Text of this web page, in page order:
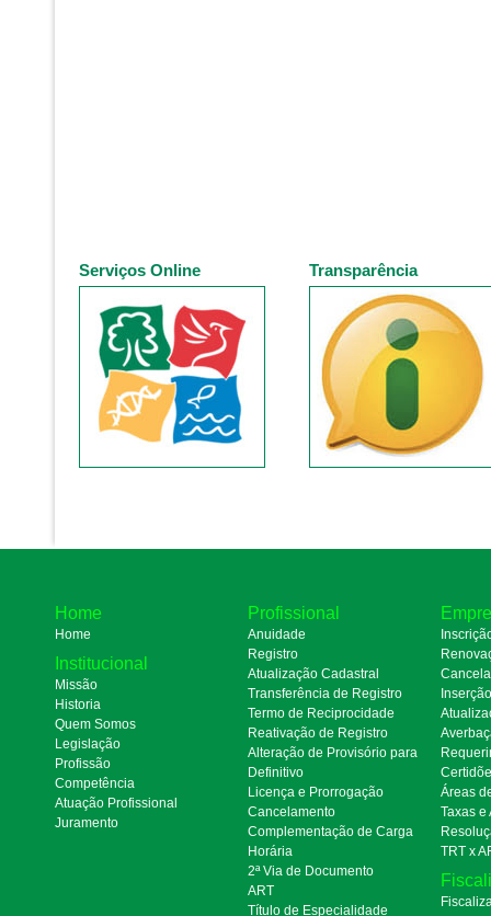
Serviços Online Transparência
Home
Home
Institucional
Missão
Historia
Quem Somos
Legislação
Profissão
Competência
Atuação Profissional
Juramento
Profissional
Anuidade
Registro
Atualização Cadastral
Transferência de Registro
Termo de Reciprocidade
Reativação de Registro
Alteração de Provisório para
Definitivo
Licença e Prorrogação
Cancelamento
Complementação de Carga
Horária
2ª Via de Documento
ART
Título de Especialidade
Áreas
Taxas e
TRT x